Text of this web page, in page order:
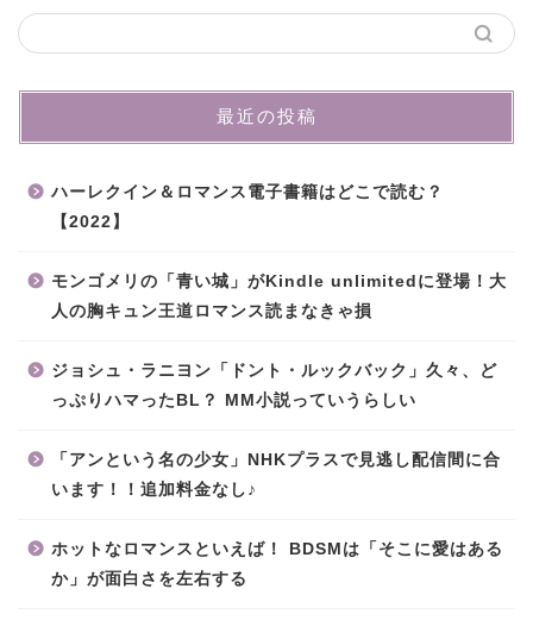
最近の投稿
ハーレクイン＆ロマンス電子書籍はどこで読む？
【2022】
モンゴメリの「青い城」がKindle unlimitedに登場！大
人の胸キュン王道ロマンス読まなきゃ損
ジョシュ・ラニヨン「ドント・ルックバック」久々、ど
っぷりハマったBL？ MM小説っていうらしい
「アンという名の少女」NHKプラスで見逃し配信間に合
います！！追加料金なし♪
ホットなロマンスといえば！ BDSMは「そこに愛はある
か」が面白さを左右する